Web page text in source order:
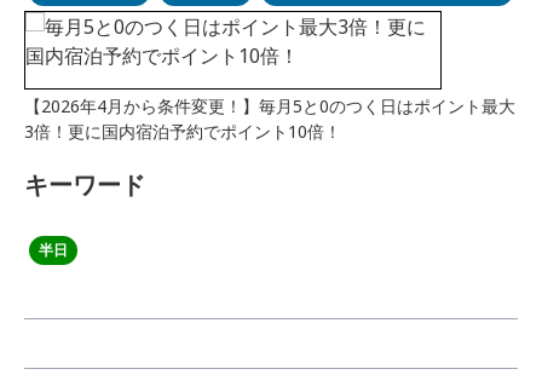
【2026年4月から条件変更！】毎月5と0のつく日はポイント最大
3倍！更に国内宿泊予約でポイント10倍！
キーワード
半日